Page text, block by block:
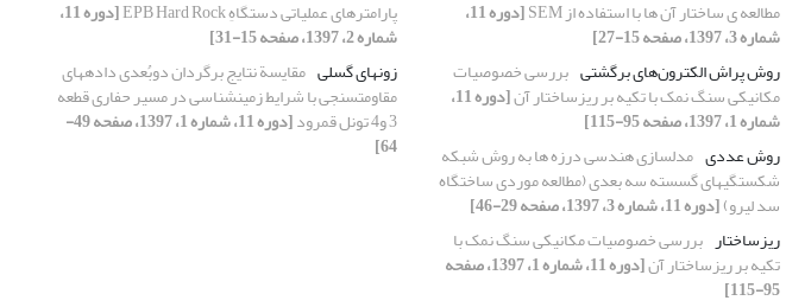
مطالعه ی ساختار آن ها با استفاده از SEM [دوره 11،
شماره 3، 1397، صفحه 15-27]
روش پراش الکترون‌های برگشتی بررسی خصوصیات
مکانیکی سنگ نمک با تکیه بر ریزساختار آن [دوره 11،
شماره 1، 1397، صفحه 95-115]
روش عددی مدلسازی هندسی درزه ها به روش شبکه
شکستگیهای گسسته سه بعدی (مطالعه موردی ساختگاه
سد لیرو)[دوره 11، شماره 3، 1397، صفحه 29-46]
ریزساختار بررسی خصوصیات مکانیکی سنگ نمک با
تکیه بر ریزساختار آن [دوره 11، شماره 1، 1397، صفحه
95-115]
پارامترهای عملیاتی دستگاهِ EPB Hard Rock [دوره 11،
شماره 2، 1397، صفحه 15-31]
زون‎های گسلی
مقایسة نتایج برگردان دوبُعدی داده‎های
مقاومت‎سنجی با شرایط زمین‏شناسی در مسیر حفاری قطعه
3 و4 تونل قمرود [دوره 11، شماره 1، 1397، صفحه 49-
64]